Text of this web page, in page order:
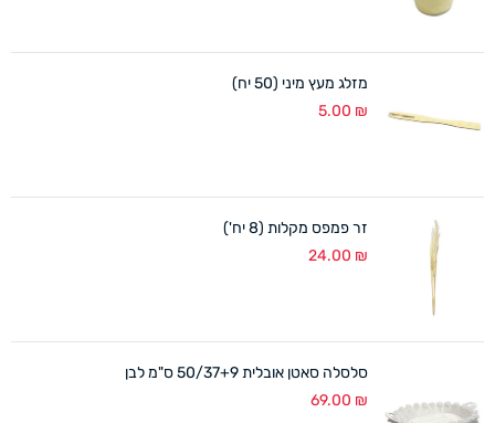
מזלג מעץ מיני (50 יח)
5.00 ₪
זר פמפס מקלות (8 יח')
24.00 ₪
סלסלה סאטן אובלית 50/37+9 ס"מ לבן
69.00 ₪